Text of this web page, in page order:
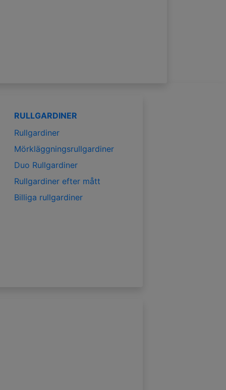
RULLGARDINER
Rullgardiner
Mörkläggningsrullgardiner
Duo Rullgardiner
Rullgardiner efter mått
Billiga rullgardiner